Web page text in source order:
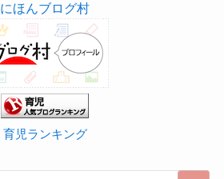
にほんブログ村
育児ランキング